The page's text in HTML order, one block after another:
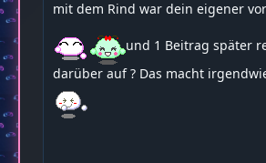
mit dem Rind war dein eigener
und 1 Beitrag später
darüber auf ? Das macht